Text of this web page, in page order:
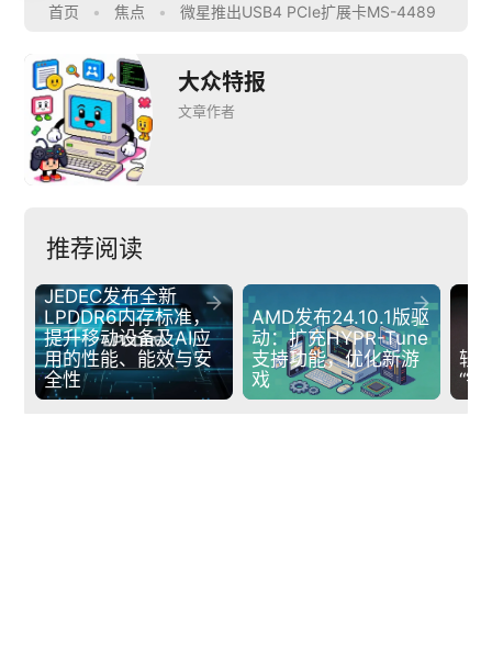
首页 • 焦点 • 微星推出USB4 PCIe扩展卡MS-4489
大众特报
文章作者
推荐阅读
JEDEC发布全新
LPDDR6内存标准，
提升移动设备及AI应
用的性能、能效与安
全性

AMD发布24.10.1版驱
动：扩充HYPR-Tune
支持功能，优化新游
戏

轻
“锦